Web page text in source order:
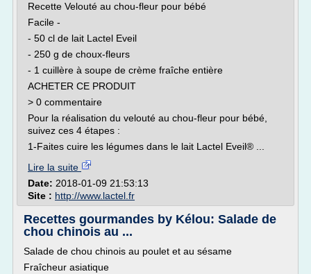
Recette Velouté au chou-fleur pour bébé
Facile -
- 50 cl de lait Lactel Eveil
- 250 g de choux-fleurs
- 1 cuillère à soupe de crème fraîche entière
ACHETER CE PRODUIT
> 0 commentaire
Pour la réalisation du velouté au chou-fleur pour bébé,
suivez ces 4 étapes :
1-Faites cuire les légumes dans le lait Lactel Eveil® ...
Lire la suite
Date: 2018-01-09 21:53:13
Site : http://www.lactel.fr
Recettes gourmandes by Kélou: Salade de
chou chinois au ...
Salade de chou chinois au poulet et au sésame
Fraîcheur asiatique